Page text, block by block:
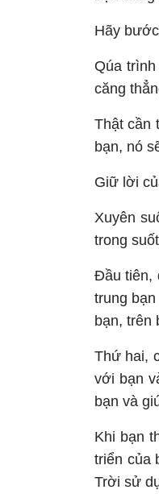
Hãy
Qúa
căng
Thật cần
bạn, nó
Giữ lời
Xuyên
trong
Đầu tiên,
trung
bạn, trên
Thứ hai,
với bạn
bạn và
Khi bạn
triển của
Trời sử